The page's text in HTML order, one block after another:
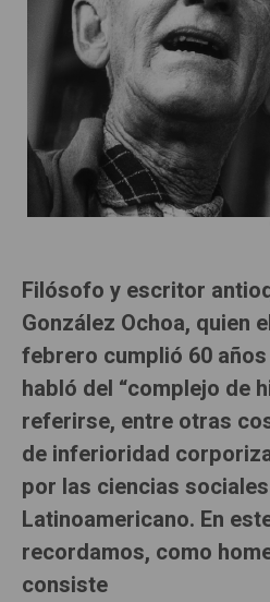
Filósofo y escritor
González Ochoa, quien
febrero cumplió 60
habló del “complejo de
referirse, entre otras
de inferioridad
por las ciencias
Latinoamericano. En
recordamos, como
consiste